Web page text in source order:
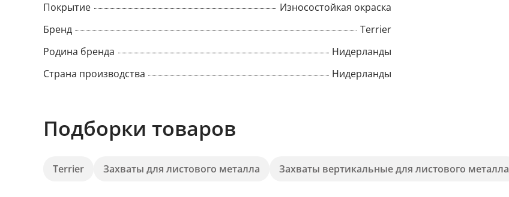
Покрытие
Износостойкая окраска
Бренд
Terrier
Родина бренда
Нидерланды
Страна производства
Нидерланды
Подборки товаров
Terrier Захваты для листового металла Захваты вертикальные для листового металла
Popup